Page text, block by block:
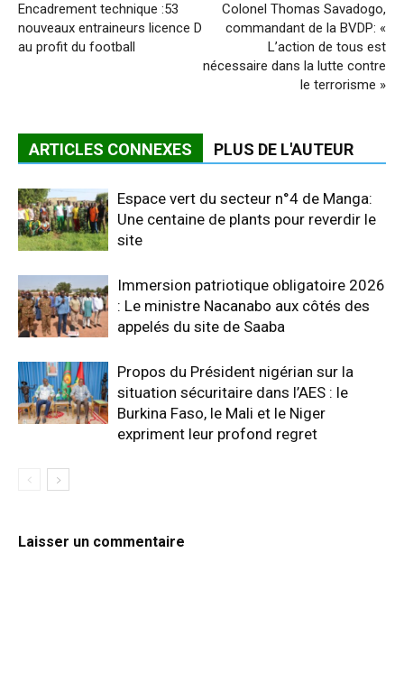
Encadrement technique :53
nouveaux entraineurs licence D
au profit du football
Colonel Thomas Savadogo,
commandant de la BVDP: «
L’action de tous est
nécessaire dans la lutte contre
le terrorisme »
ARTICLES CONNEXES PLUS DE L'AUTEUR
Espace vert du secteur n°4 de Manga:
Une centaine de plants pour reverdir le
site
Immersion patriotique obligatoire 2026
: Le ministre Nacanabo aux côtés des
appelés du site de Saaba
Propos du Président nigérian sur la
situation sécuritaire dans l’AES : le
Burkina Faso, le Mali et le Niger
expriment leur profond regret
Laisser un commentaire